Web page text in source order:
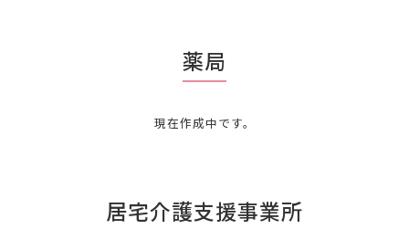
薬局
現在作成中です。
居宅介護支援事業所